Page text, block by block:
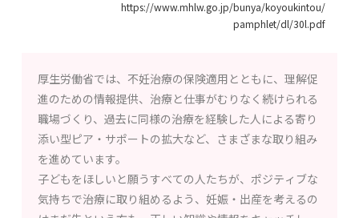
https://www.mhlw.go.jp/bunya/koyoukintou/
pamphlet/dl/30l.pdf
厚生労働省では、不妊治療の保険適用とともに、理解促
進のための情報提供、治療と仕事がむりなく続けられる
職場づくり、過去に同様の治療を経験した人による寄り
添い型ピア・サポートの拡大など、さまざまな取り組み
を進めています。
子どもをほしいと願うすべての人たちが、ポジティブな
気持ちで治療に取り組めるよう、妊娠・出産を考えるの